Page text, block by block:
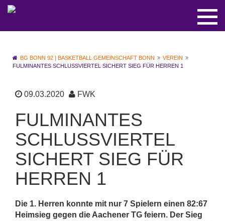
BG BONN 92 | BASKETBALL GEMEINSCHAFT BONN
VEREIN
FULMINANTES SCHLUSSVIERTEL SICHERT SIEG FÜR HERREN 1
09.03.2020 FWK
FULMINANTES
SCHLUSSVIERTEL
SICHERT SIEG FÜR
HERREN 1
Die 1. Herren konnte mit nur 7 Spielern einen 82:67
Heimsieg gegen die Aachener TG feiern. Der Sieg